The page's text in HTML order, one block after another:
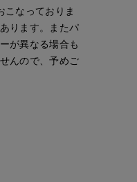
こなっておりま
ります。またパ
が異なる場合も
んので、予めご